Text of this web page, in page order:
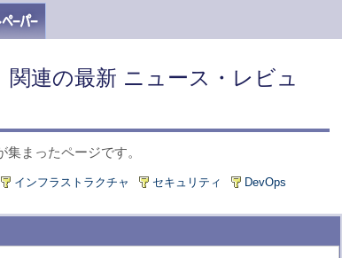
関連の最新 ニュース・レビュ
集まったページです。
インフラストラクチャ セキュリティ DevOps